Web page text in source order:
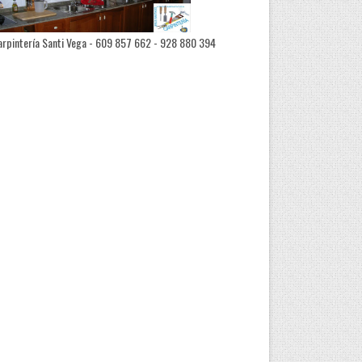
Santi Vega - 609 857 662 - 928 880 394